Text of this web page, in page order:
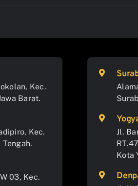
Kec.
Barat.
Kec.
03, Kec.
Jl.
Kota